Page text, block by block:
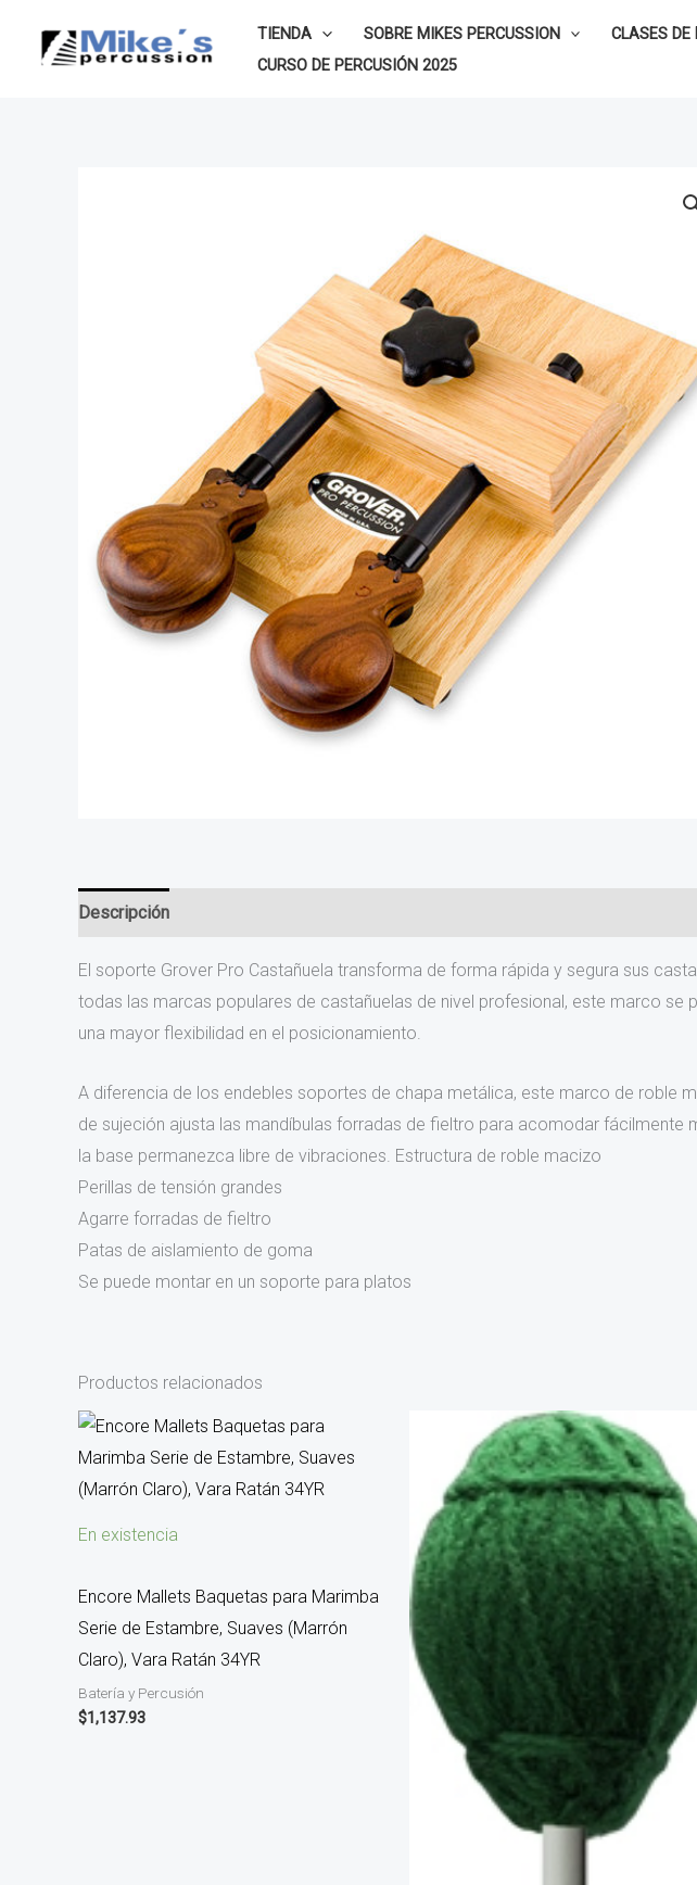
TIENDA SOBRE MIKES PERCUSSION CLASES DE
CURSO DE PERCUSIÓN 2025
Descripción
El soporte Grover Pro Castañuela transforma de forma rápida y segura sus
todas las marcas populares de castañuelas de nivel profesional, este marco
una mayor flexibilidad en el posicionamiento.
A diferencia de los endebles soportes de chapa metálica, este marco de roble
de sujeción ajusta las mandíbulas forradas de fieltro para acomodar
la base permanezca libre de vibraciones. Estructura de roble macizo
Perillas de tensión grandes
Agarre forradas de fieltro
Patas de aislamiento de goma
Se puede montar en un soporte para platos
Productos relacionados
En existencia
Encore Mallets Baquetas para Marimba
Serie de Estambre, Suaves (Marrón
Claro), Vara Ratán 34YR
Batería y Percusión
$1,137.93